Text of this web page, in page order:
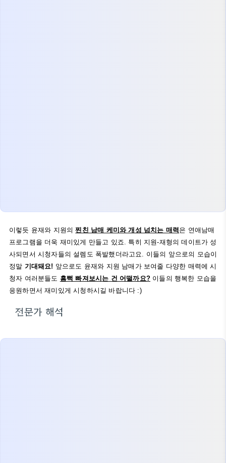
이렇듯 윤재와 지원의찐친 남매 케미와 개성 넘치는 매력 은 연애남매
프로그램을 더욱 재미있게 만들고 있죠. 특히 지원-재형의 데이트가 성
사되면서 시청자들의 설렘도 폭발했더라고요. 이들의 앞으로의 모습이
정말 기대돼요! 앞으로도 윤재와 지원 남매가 보여줄 다양한 매력에 시
청자 여러분들도 흠뻑 빠져보시는 건 어떨까요? 이들의 행복한 모습을
응원하면서 재미있게 시청하시길 바랍니다 :)
전문가 해석